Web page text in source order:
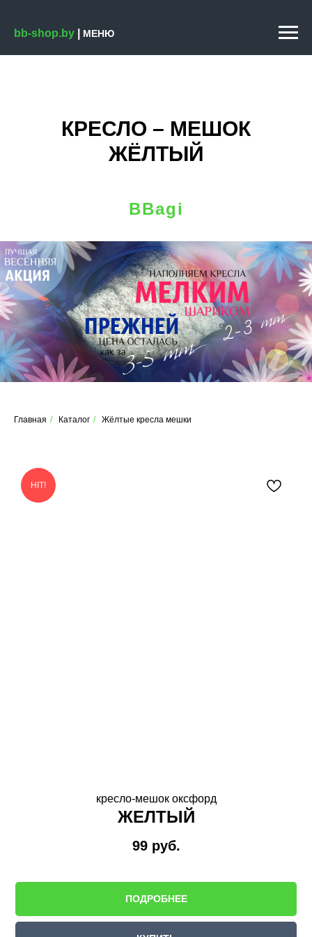
bb-shop.by МЕНЮ
КРЕСЛО – МЕШОК
ЖЁЛТЫЙ
BBagi
Главная / Каталог / Жёлтые кресла мешки
HIT!
кресло-мешок оксфорд
ЖЕЛТЫЙ
99 руб.
ПОДРОБНЕЕ